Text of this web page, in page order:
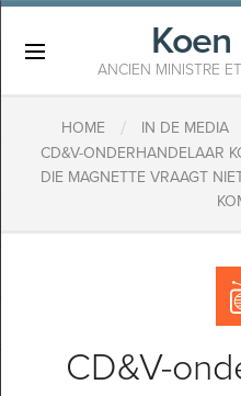
ANCIEN MINISTRE
HOME / IN DE MEDIA
CD&V-ONDERHANDELAAR
DIE MAGNETTE VRAAGT
CD&V-